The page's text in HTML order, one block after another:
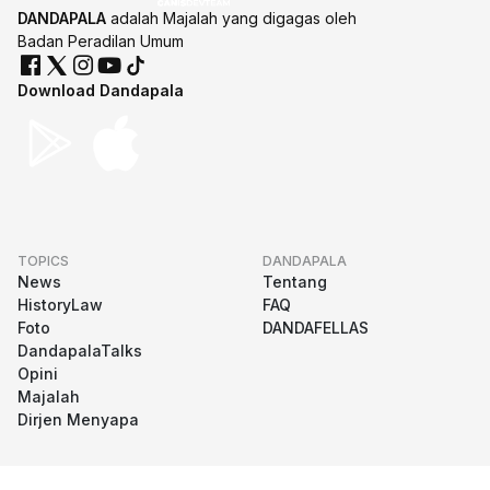
DANDAPALA adalah Majalah yang digagas oleh
Badan Peradilan Umum
Download Dandapala
TOPICS
News
HistoryLaw
Foto
DandapalaTalks
Opini
Majalah
Dirjen Menyapa
DANDAPALA
Tentang
FAQ
DANDAFELLAS